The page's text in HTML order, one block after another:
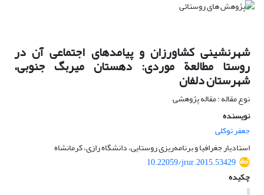
شهرنشینی کشاورزان و پیامدهای اجتماعی آن در
روستا مطالعة موردی: دهستان میربگ جنوبی،
شهرستان دلفان
نوع مقاله : مقاله پژوهشی
نویسنده
جعفر توکلی
استادیار جغرافیا و برنامه‌ریزی روستایی، دانشگاه رازی، کرمانشاه
10.22059/jrur.2015.53429
چکیده